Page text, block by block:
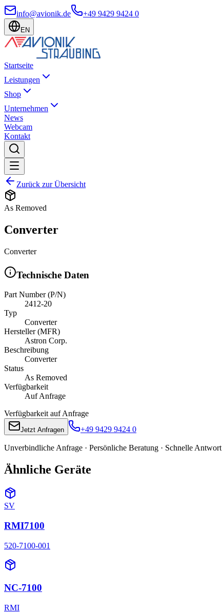
info@avionik.de +49 9429 9424 0
EN
Startseite
Leistungen
Shop
Unternehmen
News
Webcam
Kontakt
Zurück zur Übersicht
As Removed
Converter
Converter
Technische Daten
Part Number (P/N)
2412-20
Typ
Converter
Hersteller (MFR)
Astron Corp.
Beschreibung
Converter
Status
As Removed
Verfügbarkeit
Auf Anfrage
Verfügbarkeit auf Anfrage
Jetzt Anfragen +49 9429 9424 0
Unverbindliche Anfrage · Persönliche Beratung · Schnelle Antwort
Ähnliche Geräte
SV
RMI7100
520-7100-001
NC-7100
RMI